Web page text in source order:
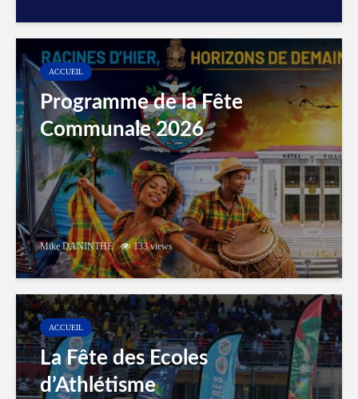
ACCUEIL
Programme de la Fête
Communale 2026
Mike DANINTHE 133 views
ACCUEIL
La Fête des Ecoles
d’Athlétisme